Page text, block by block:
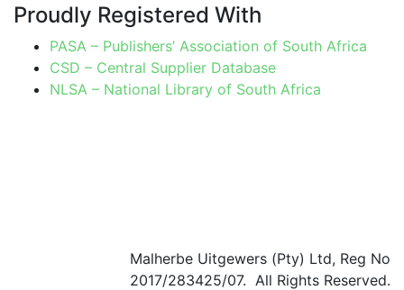
Proudly Registered With
PASA – Publishers’ Association of South Africa
CSD – Central Supplier Database
NLSA – National Library of South Africa
Malherbe Uitgewers (Pty) Ltd, Reg No
2017/283425/07. All Rights Reserved.